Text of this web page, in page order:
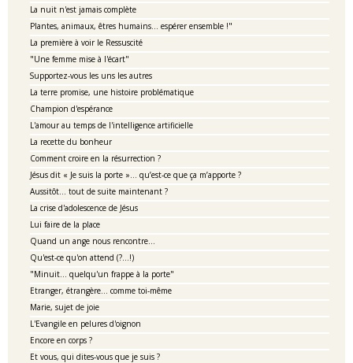
La nuit n'est jamais complète
Plantes, animaux, êtres humains... espérer ensemble !"
La première à voir le Ressuscité
"Une femme mise à l'écart"
Supportez-vous les uns les autres
La terre promise, une histoire problématique
Champion d'espérance
L'amour au temps de l'intelligence artificielle
La recette du bonheur
Comment croire en la résurrection ?
Jésus dit « Je suis la porte »… qu’est-ce que ça m’apporte ?
Aussitôt... tout de suite maintenant ?
La crise d'adolescence de Jésus
Lui faire de la place
Quand un ange nous rencontre...
Qu'est-ce qu'on attend (?...!)
"Minuit... quelqu'un frappe à la porte"
Etranger, étrangère... comme toi-même
Marie, sujet de joie
L'Evangile en pelures d'oignon
Encore en corps ?
Et vous, qui dites-vous que je suis ?